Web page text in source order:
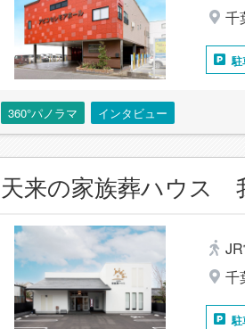
千
駐
360°パノラマ インタビュー
天来の家族葬ハウス
千
駐